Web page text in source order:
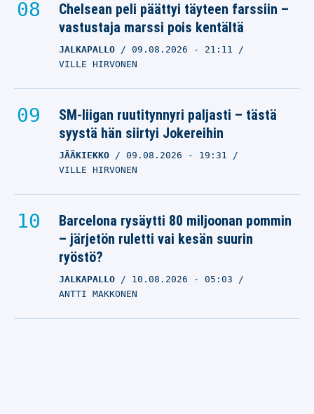
Chelsean peli päättyi täyteen farssiin –
vastustaja marssi pois kentältä
JALKAPALLO 09.08.2026 - 21:11
VILLE HIRVONEN
SM-liigan ruutitynnyri paljasti – tästä
syystä hän siirtyi Jokereihin
JÄÄKIEKKO 09.08.2026 - 19:31
VILLE HIRVONEN
Barcelona rysäytti 80 miljoonan pommin
– järjetön ruletti vai kesän suurin
ryöstö?
JALKAPALLO 10.08.2026 - 05:03
ANTTI MAKKONEN